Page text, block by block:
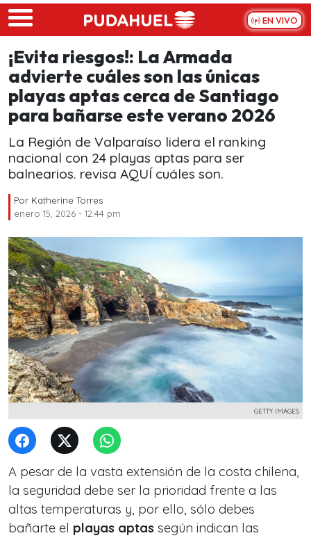
Skip to main content
EN VIVO
¡Evita riesgos!: La Armada
advierte cuáles son las únicas
playas aptas cerca de Santiago
para bañarse este verano 2026
La Región de Valparaíso lidera el ranking
nacional con 24 playas aptas para ser
balnearios. revisa AQUÍ cuáles son.
Por Katherine Torres
enero 15, 2026 - 12:44 pm
GETTY IMAGES
A pesar de la vasta extensión de la costa chilena,
la seguridad debe ser la prioridad frente a las
altas temperaturas y, por ello, sólo debes
bañarte el playas aptas según indican las